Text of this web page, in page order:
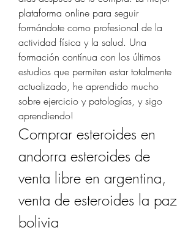
plataforma online para seguir
formándote como profesional de la
actividad física y la salud. Una
formación contínua con los últimos
estudios que permiten estar totalmente
actualizado, he aprendido mucho
sobre ejercicio y patologías, y sigo
aprendiendo!
Comprar esteroides en
andorra esteroides de
venta libre en argentina,
venta de esteroides la paz
bolivia